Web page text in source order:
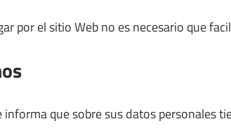
por el sitio Web no es necesario que
informa que sobre sus datos personales